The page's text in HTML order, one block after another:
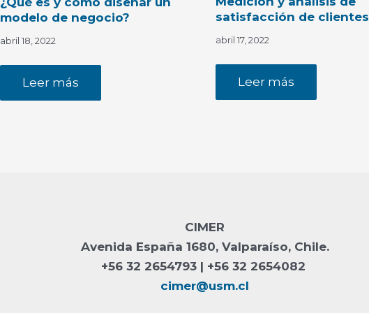
modelo de negocio?
abril 18, 2022
Leer más
satisfacción de clientes
abril 17, 2022
Leer más
CIMER
Avenida España 1680, Valparaíso, Chile.
+56 32 2654793 | +56 32 2654082
cimer@usm.cl